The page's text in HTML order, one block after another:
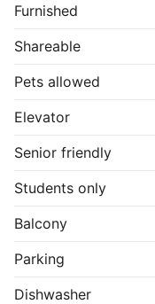
Furnished
Shareable
Pets allowed
Elevator
Senior friendly
Students only
Balcony
Parking
Dishwasher